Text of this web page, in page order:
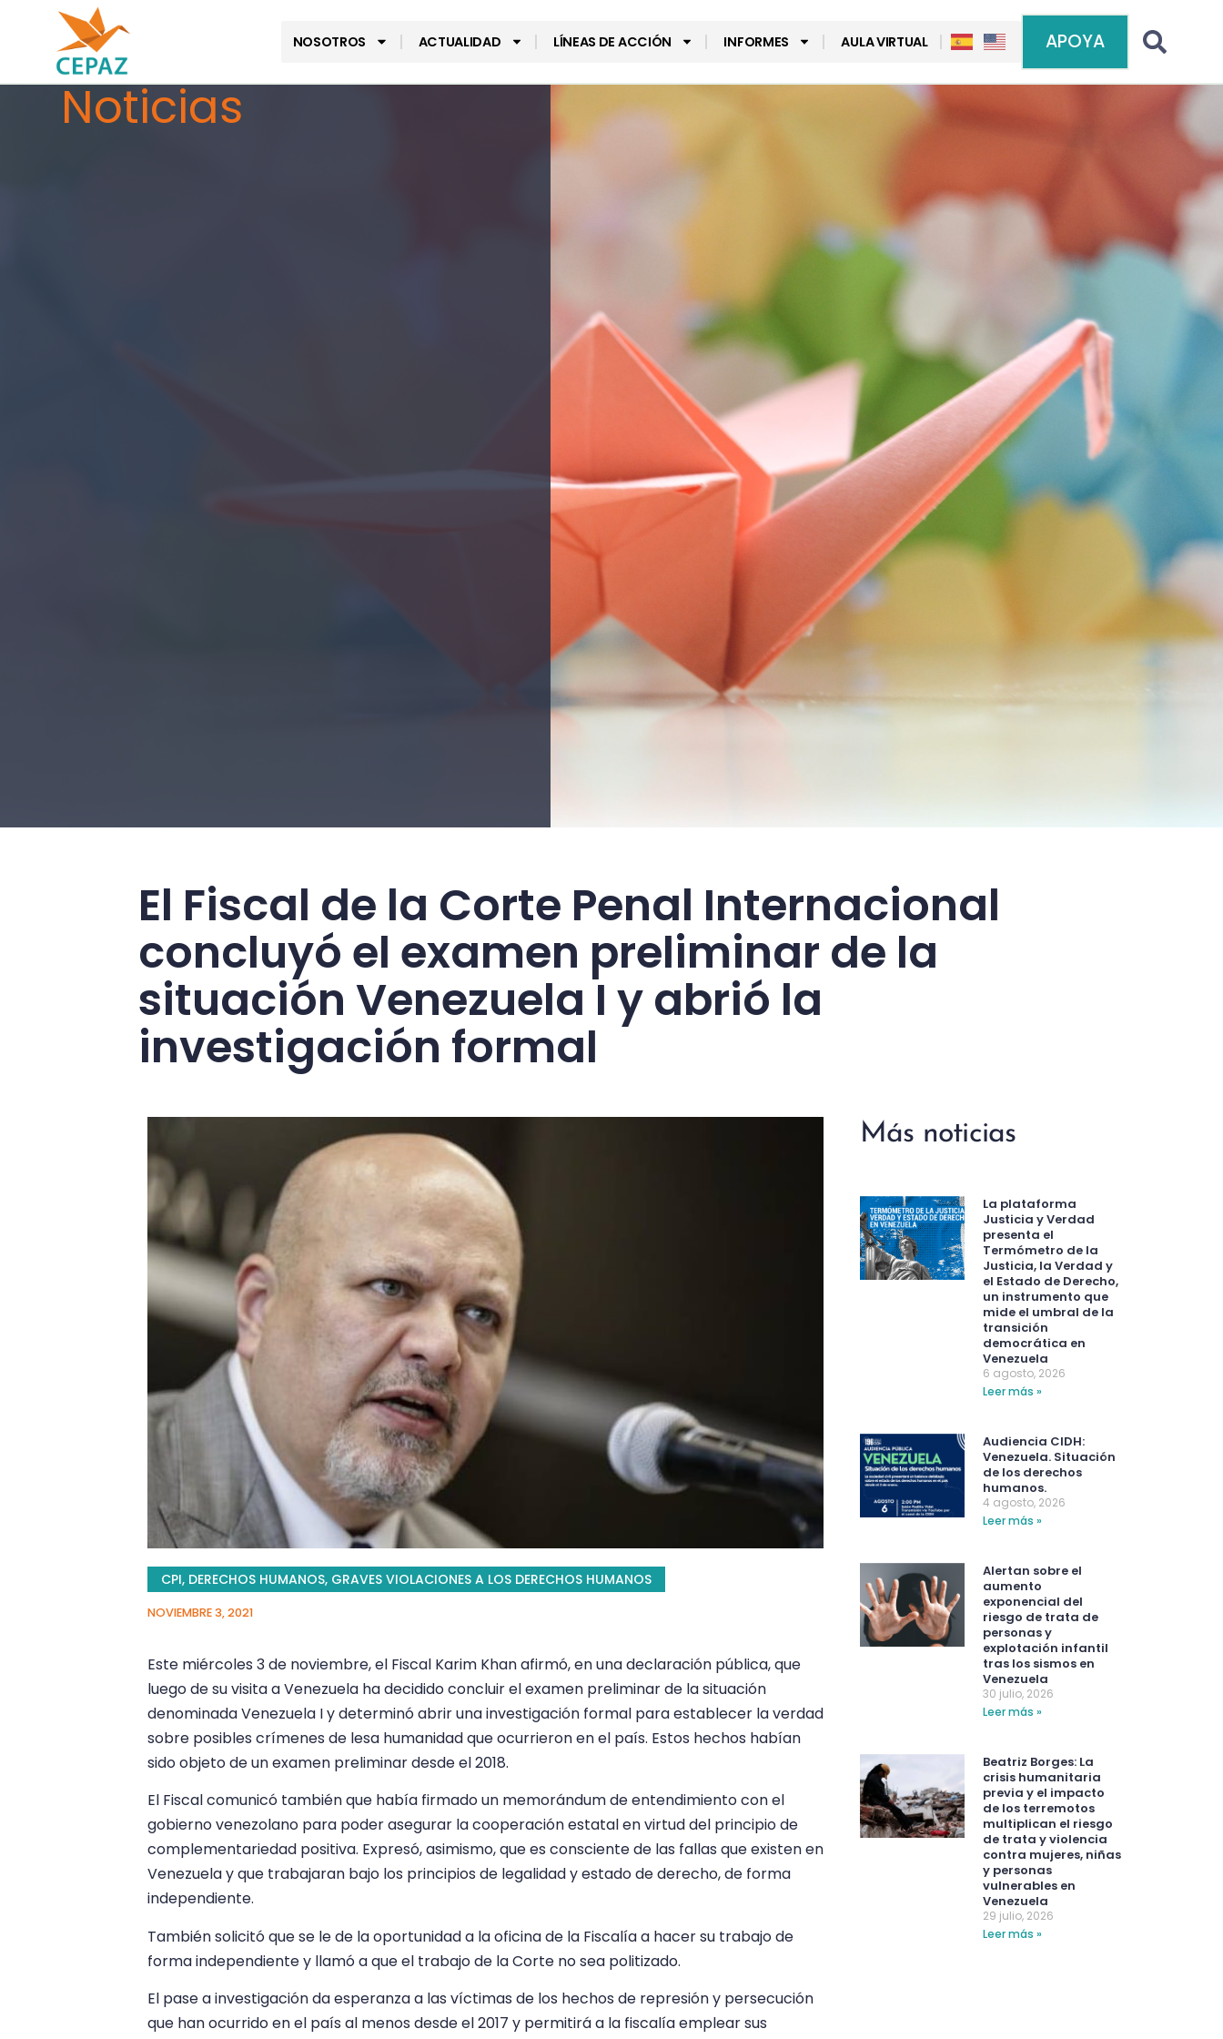
NOSOTROS ACTUALIDAD LÍNEAS DE ACCIÓN INFORMES AULA VIRTUAL APOYA
Noticias
El Fiscal de la Corte Penal Internacional
concluyó el examen preliminar de la
situación Venezuela I y abrió la
investigación formal
CPI, DERECHOS HUMANOS, GRAVES VIOLACIONES A LOS DERECHOS HUMANOS
NOVIEMBRE 3, 2021
Este miércoles 3 de noviembre, el Fiscal Karim Khan afirmó, en una declaración pública, que
luego de su visita a Venezuela ha decidido concluir el examen preliminar de la situación
denominada Venezuela I y determinó abrir una investigación formal para establecer la verdad
sobre posibles crímenes de lesa humanidad que ocurrieron en el país. Estos hechos habían
sido objeto de un examen preliminar desde el 2018.
El Fiscal comunicó también que había firmado un memorándum de entendimiento con el
gobierno venezolano para poder asegurar la cooperación estatal en virtud del principio de
complementariedad positiva. Expresó, asimismo, que es consciente de las fallas que existen en
Venezuela y que trabajaran bajo los principios de legalidad y estado de derecho, de forma
independiente.
También solicitó que se le de la oportunidad a la oficina de la Fiscalía a hacer su trabajo de
forma independiente y llamó a que el trabajo de la Corte no sea politizado.
El pase a investigación da esperanza a las víctimas de los hechos de represión y persecución
que han ocurrido en el país al menos desde el 2017 y permitirá a la fiscalía emplear sus
Más noticias
La plataforma
Justicia y Verdad
presenta el
Termómetro de la
Justicia, la Verdad y
el Estado de Derecho,
un instrumento que
mide el umbral de la
transición
democrática en
Venezuela
6 agosto, 2026
Leer más »
Audiencia CIDH:
Venezuela. Situación
de los derechos
humanos.
4 agosto, 2026
Leer más »
Alertan sobre el
aumento
exponencial del
riesgo de trata de
personas y
explotación infantil
tras los sismos en
Venezuela
30 julio, 2026
Leer más »
Beatriz Borges: La
crisis humanitaria
previa y el impacto
de los terremotos
multiplican el riesgo
de trata y violencia
contra mujeres, niñas
y personas
vulnerables en
Venezuela
29 julio, 2026
Leer más »